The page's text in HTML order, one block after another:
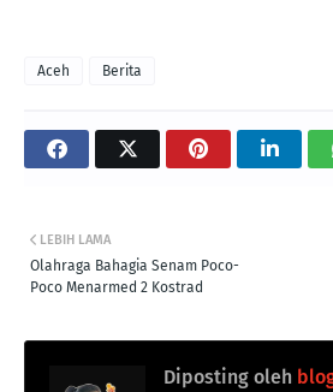
Aceh Berita
LEBIH LAMA
Olahraga Bahagia Senam Poco-
Poco Menarmed 2 Kostrad
Diposting oleh